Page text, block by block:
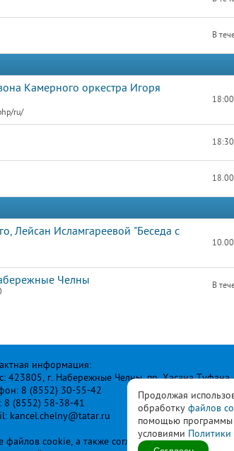
Продолжая
обработку файлов
помощью программы
условиями
В
Камерного оркестра Игоря
ru/
18:00
18:30
18.00
Лейсан Исламгареевой "Беседа с
Челны В
информация:
423805, г. Набережные Челны, пр. Хасана Туфана
8 (8552) 30-55-42
8 (8552) 58-38-41
kancel.chelny@tatar.ru
файлов cookie, а также согласны сполитикой